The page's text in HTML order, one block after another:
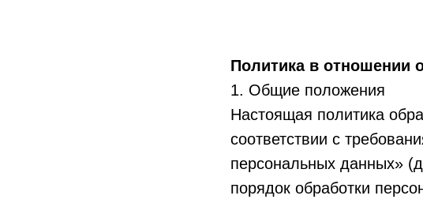
Политика в отношении
1. Общие положения
Настоящая политика
соответствии с
персональных данных»
порядок обработки